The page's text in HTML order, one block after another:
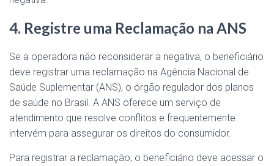
4. Registre uma Reclamação na ANS
Se a operadora não reconsiderar a negativa, o beneficiário
deve registrar uma reclamação na Agência Nacional de
Saúde Suplementar (ANS), o órgão regulador dos planos
de saúde no Brasil. A ANS oferece um serviço de
atendimento que resolve conflitos e frequentemente
intervém para assegurar os direitos do consumidor.
Para registrar a reclamação, o beneficiário deve acessar o